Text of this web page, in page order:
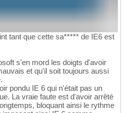
tant que cette sa***** de IE6 est
s'en mord les doigts d'avoir
et qu'il soit toujours aussi
pondu IE 6 qui n'était pas un
La vraie faute est d'avoir arrêté
bloquant ainsi le rythme